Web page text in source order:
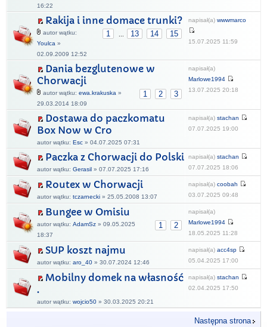
16:22
Rakija i inne domace trunki?
1 13 14 15
autor wątku:
Youlca »
02.09.2009 12:52
napisał(a) wwwmarco
15.07.2025 11:59
Dania bezglutenowe w
Chorwacji
1 2 3
autor wątku: ewa.krakuska »
29.03.2014 18:09
napisał(a)
Marlowe1994
13.07.2025 20:18
Dostawa do paczkomatu
Box Now w Cro
autor wątku: Esc » 04.07.2025 07:31
napisał(a) stachan
07.07.2025 19:00
Paczka z Chorwacji do Polski
autor wątku: Gerasil » 07.07.2025 17:16
napisał(a) stachan
07.07.2025 18:06
Routex w Chorwacji
autor wątku: tczarnecki » 25.05.2008 13:07
napisał(a) coobah
03.07.2025 09:48
Bungee w Omisiu
1 2
autor wątku: AdamSz » 09.05.2025
18:37
napisał(a)
Marlowe1994
18.05.2025 11:28
SUP koszt najmu
autor wątku: aro_40 » 30.07.2024 12:46
napisał(a) acc4sp
05.04.2025 17:00
Mobilny domek na własność
.
autor wątku: wojcio50 » 30.03.2025 20:21
napisał(a) stachan
02.04.2025 17:50
Następna strona